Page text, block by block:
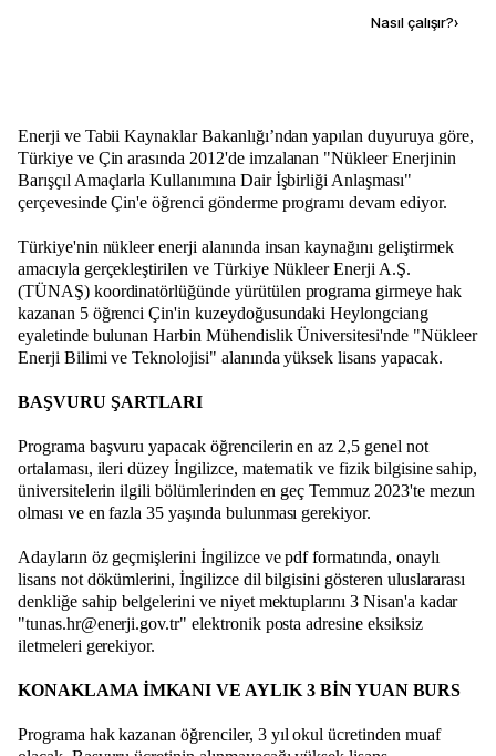
Nasıl çalışır?›
Enerji ve Tabii Kaynaklar Bakanlığı’ndan yapılan duyuruya göre,
Türkiye ve Çin arasında 2012'de imzalanan "Nükleer Enerjinin
Barışçıl Amaçlarla Kullanımına Dair İşbirliği Anlaşması"
çerçevesinde Çin'e öğrenci gönderme programı devam ediyor.
Türkiye'nin nükleer enerji alanında insan kaynağını geliştirmek
amacıyla gerçekleştirilen ve Türkiye Nükleer Enerji A.Ş.
(TÜNAŞ) koordinatörlüğünde yürütülen programa girmeye hak
kazanan 5 öğrenci Çin'in kuzeydoğusundaki Heylongciang
eyaletinde bulunan Harbin Mühendislik Üniversitesi'nde "Nükleer
Enerji Bilimi ve Teknolojisi" alanında yüksek lisans yapacak.
BAŞVURU ŞARTLARI
Programa başvuru yapacak öğrencilerin en az 2,5 genel not
ortalaması, ileri düzey İngilizce, matematik ve fizik bilgisine sahip,
üniversitelerin ilgili bölümlerinden en geç Temmuz 2023'te mezun
olması ve en fazla 35 yaşında bulunması gerekiyor.
Adayların öz geçmişlerini İngilizce ve pdf formatında, onaylı
lisans not dökümlerini, İngilizce dil bilgisini gösteren uluslararası
denkliğe sahip belgelerini ve niyet mektuplarını 3 Nisan'a kadar
"tunas.hr@enerji.gov.tr" elektronik posta adresine eksiksiz
iletmeleri gerekiyor.
KONAKLAMA İMKANI VE AYLIK 3 BİN YUAN BURS
Programa hak kazanan öğrenciler, 3 yıl okul ücretinden muaf